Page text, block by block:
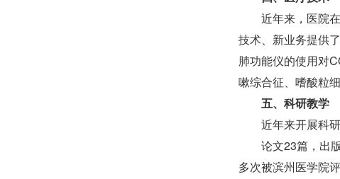
近年来，医院
技术、新业务提供
肺功能仪的使用对
嗽综合征、嗜酸粒
五、科研教学
近年来开展科
论文23篇，出
多次被滨州医学院